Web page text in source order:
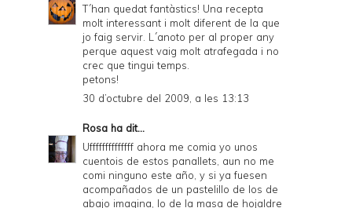
T´han quedat fantàstics! Una recepta
molt interessant i molt diferent de la que
jo faig servir. L´anoto per al proper any
perque aquest vaig molt atrafegada i no
crec que tingui temps.
petons!
30 d’octubre del 2009, a les 13:13
Rosa ha dit...
Uffffffffffffff ahora me comia yo unos
cuentois de estos panallets, aun no me
comi ninguno este año, y si ya fuesen
acompañados de un pastelillo de los de
abajo imagina, lo de la masa de hojaldre